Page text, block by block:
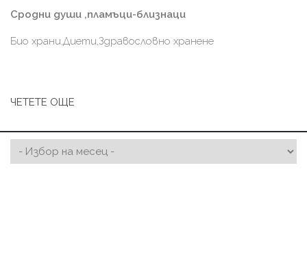
Сродни души ,пламъци-близнаци
Био храни,Диети,Здравословно хранене
ЧЕТЕТЕ ОЩЕ